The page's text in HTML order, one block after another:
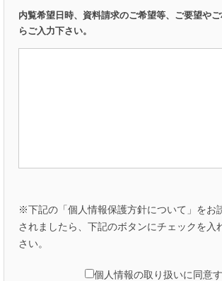
内覧希望日時、資料請求のご希望等、ご要望や
らご入力下さい。
※下記の「個人情報保護方針について」をお
されましたら、下記のボタンにチェックを入
さい。
個人情報の取り扱いに同意す